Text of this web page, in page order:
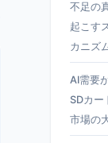
不足の
起こす
カニズ
AI需要
SDカー
市場の